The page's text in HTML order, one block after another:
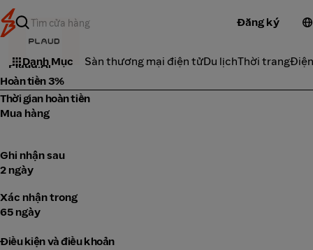
Đăng ký
Danh Mục Sàn thương mại điện tửDu lịchThời trang
Plaud.Ai
Hoàn tiền 3%
Thời gian hoàn tiền
Mua hàng
Ghi nhận sau
2 ngày
Xác nhận trong
65 ngày
Điều kiện và điều khoản